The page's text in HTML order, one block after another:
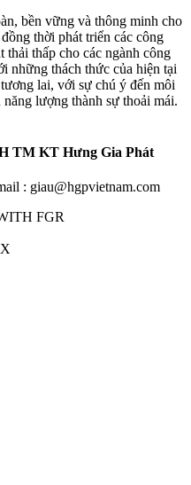
bền vững và thông minh cho
thời phát triển các công
thải thấp cho các ngành công
những thách thức của hiện tại
lai, với sự chú ý đến môi
lượng thành sự thoải mái.
TM KT Hưng Gia Phát
: giau@hgpvietnam.com
FGR